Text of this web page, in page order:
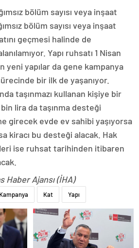
bölüm sayısı veya inşaat
bölüm sayısı veya inşaat
geçmesi halinde de
Yapı ruhsatı 1 Nisan
yeni yapılar da gene kampanya
bir ilk de yaşanıyor.
taşınmazı kullanan kişiye bir
lira da taşınma desteği
girecek evde ev sahibi yaşıyorsa
kiracı bu desteği alacak. Hak
ise ruhsat tarihinden itibaren
Haber Ajansı (İHA)
Kampanya Kat Yapı